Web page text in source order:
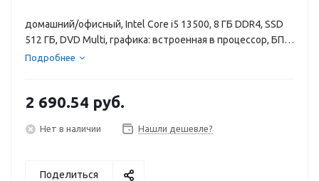
домашний/офисный, Intel Core i5 13500, 8 ГБ DDR4, SSD
512 ГБ, DVD Multi, графика: встроенная в процессор, БП
180 Вт, Windows 11 Pro
Подробнее
2 690.54 руб.
Нет в наличии Нашли дешевле?
Поделиться